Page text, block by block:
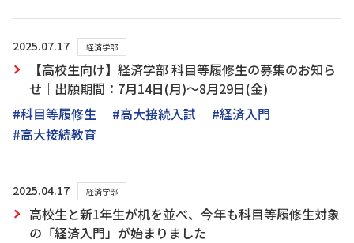
2025.07.17 経済学部
【高校生向け】経済学部 科目等履修生の募集のお知ら
せ｜出願期間：7月14日(月)～8月29日(金)
#科目等履修生
#高大接続入試
#経済入門
#高大接続教育
2025.04.17 経済学部
高校生と新1年生が机を並べ、今年も科目等履修生対象
の「経済入門」が始まりました